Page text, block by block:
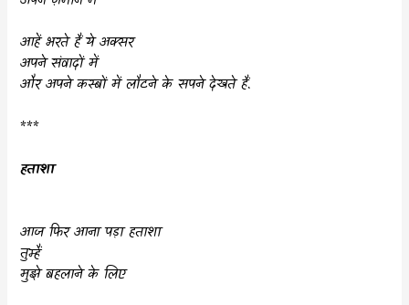
आहें भरते हैं ये अक्सर
अपने संवादों में
और अपने कस्बों में लौटने के सपने देखते हैं.
***
हताशा
आज फिर आना पड़ा हताशा
तुम्हैं
मुझे बहलाने के लिए